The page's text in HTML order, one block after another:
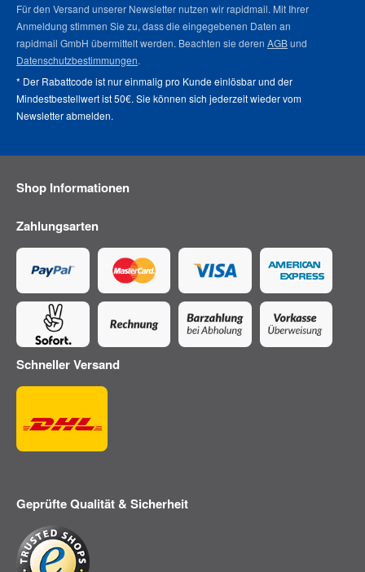
Für den Versand unserer Newsletter nutzen wir rapidmail. Mit Ihrer
Anmeldung stimmen Sie zu, dass die eingegebenen Daten an
rapidmail GmbH übermittelt werden. Beachten sie deren AGBund
Datenschutzbestimmungen.
* Der Rabattcode ist nur einmalig pro Kunde einlösbar und der
Mindestbestellwert ist 50€. Sie können sich jederzeit wieder vom
Newsletter abmelden.
Shop Informationen
Zahlungsarten
Schneller Versand
Geprüfte Qualität & Sicherheit